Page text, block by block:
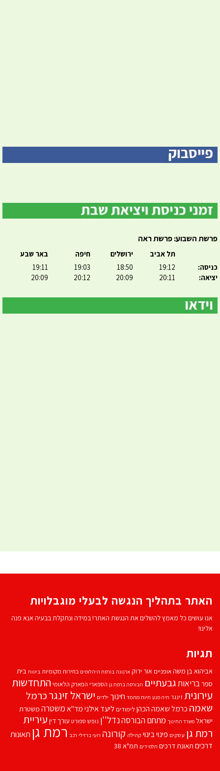
פרשת השבוע: פרשת ראה
כניסה:
יציאה:
תל אביב
19:12
20:11
ירושלים
18:50
20:09
חיפה
19:03
20:12
באר שבע
19:11
20:09
האתר בתהליך הנגשה לבעלי מוגבלויות
אנו עושים כל מאמץ להשלים את הנגשת האתר! במידה ונתקלת בבעיה אנא פנה
אלינו!
תגיות
אביהוא בן משהאופניים אור ירוק ארנונה בורסת היהלומים בחירות מקומיות ביטוח בית
ספרבריאותגבעתיים הבורסה ברמת גן הספארי הפארק הלאומי התחדשות
עירוניתזינגר חיה מנע חיות מחמד חינוך ילדים ישראל זינגרכרמל
שאמה כרמל שאמה הכהן לימודים ליעד אילנימד''אמשטרה משטרת
ישראל משרד החינוך מתחם הבורסהנדל''ן נופש ספורט עורך דין עיריית
רמת גן עסקים פינוי בינוי קהילה קורונה רועי ברזילי רכב רמת גן תאונות
דרכים תאונת דרכים תלמידים תמ"א 38